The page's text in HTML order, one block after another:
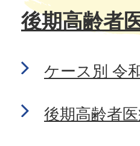
後期高齢者
ケース別 令
後期高齢者